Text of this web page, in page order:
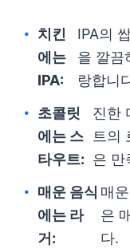
치킨
에는
IPA:
IPA의
을 깔끔
랑합니
초콜릿
에는 스
타우트:
진한
트의
은 만
매운 음식
에는 라
거:
매
은
다.